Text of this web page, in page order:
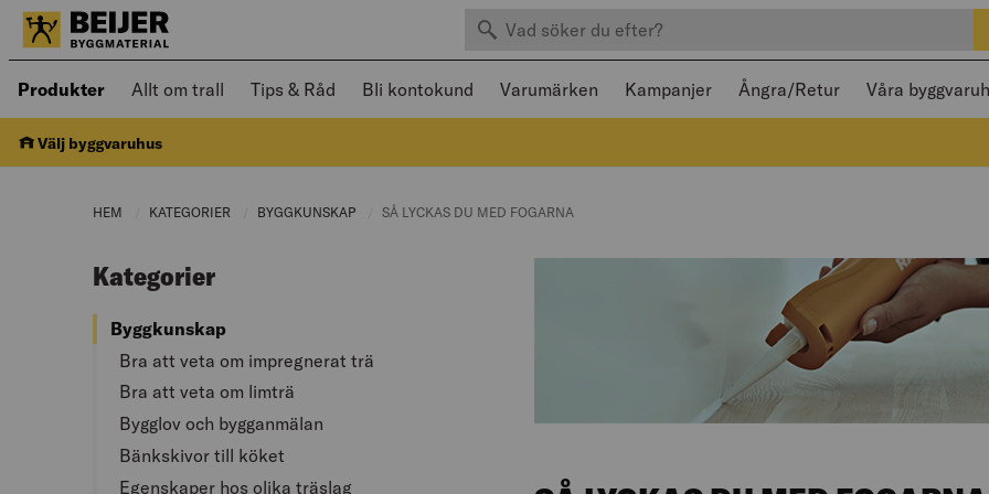
Sök efter produkter
Produkter Öppnad meny kan navigeras med piltangenter och stängas med Escape
Allt om trall Tips & Råd Bli kontokund Varumärken Kampanjer Ångra/Retur Våra
Välj byggvaruhus
HEM KATEGORIER CURRENT PAGE:
BYGGKUNSKAP CURRENT PAGE:
CURRENT PAGE:
SÅ LYCKAS DU MED FOGARNA
Kategorier
Byggkunskap
Bra att veta om impregnerat trä
Bra att veta om limträ
Bygglov och bygganmälan
Bänkskivor till köket
Egenskaper hos olika träslag